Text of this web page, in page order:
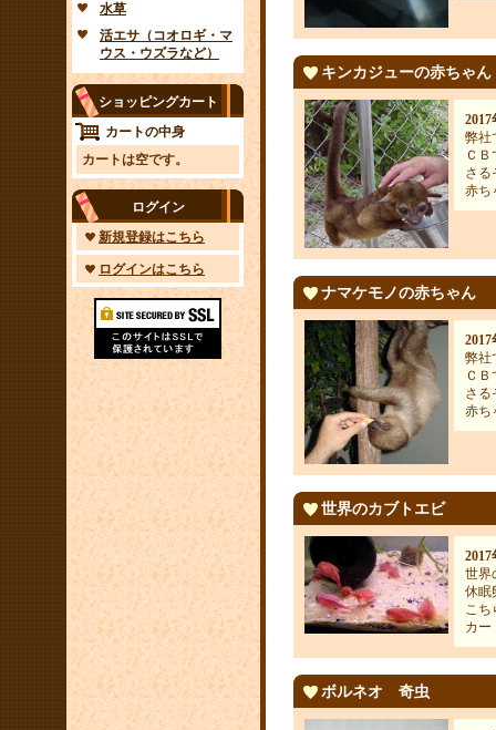
水草
活エサ（コオロギ・マ
ウス・ウズラなど）
ショッピングカート
カートの中身
カートは空です。
ログイン
新規登録はこちら
ログインはこちら
キンカジューの赤ちゃん
2017
弊社
Ｃ
さる
赤ち
ナマケモノの赤ちゃん
2017
弊社
Ｃ
さる
赤ち
世界のカブトエビ
2017
世界
休眠
こち
カー
ボルネオ 奇虫